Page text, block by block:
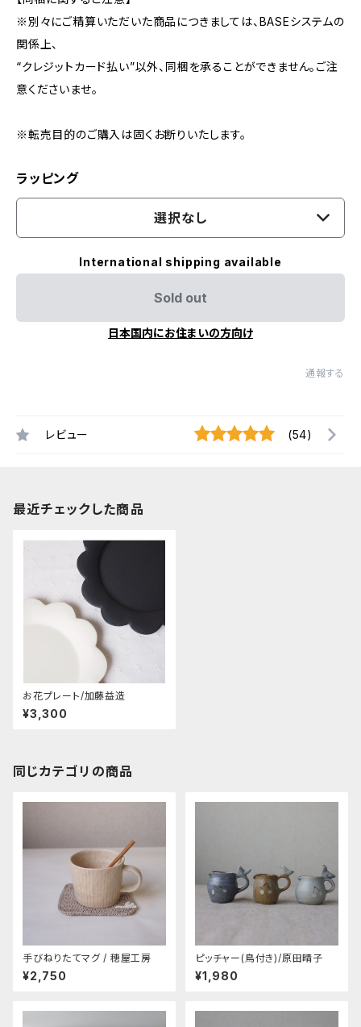
※別々にご精算いただいた商品につきましては、BASEシステムの
関係上、
“クレジットカード払い”以外、同梱を承ることができません。ご注
意くださいませ。
※転売目的のご購入は固くお断りいたします。
ラッピング
選択なし
International shipping available
Sold out
日本国内にお住まいの方向け
通報する
レビュー (54)
最近チェックした商品
お花プレート/加藤益造
¥3,300
同じカテゴリの商品
手びねりたてマグ / 穂屋工房
¥2,750
ピッチャー(鳥付き)/原田晴子
¥1,980